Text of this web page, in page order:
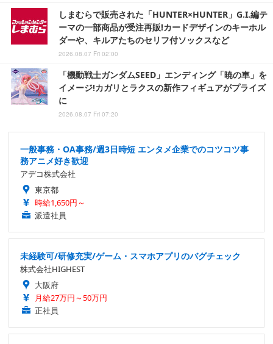
しまむらで販売された「HUNTER×HUNTER」G.I.編テ
ーマの一部商品が受注再販!カードデザインのキーホル
ダーや、キルアたちのセリフ付ソックスなど
2026.08.07 Fri 02:00
「機動戦士ガンダムSEED」エンディング「暁の車」を
イメージ!カガリとラクスの新作フィギュアがプライズ
に
2026.08.07 Fri 07:20
一般事務・OA事務/週3日時短 エンタメ企業でのコツコツ事
務アニメ好き歓迎
アデコ株式会社
東京都
時給1,650円～
派遣社員
未経験可/研修充実/ゲーム・スマホアプリのバグチェック
株式会社HIGHEST
大阪府
月給27万円～50万円
正社員